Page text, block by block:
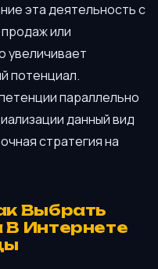
эта деятельность с
или
увеличивает
потенциал.
параллельно
данный вид
стратегия на
Выбрать
Интернете